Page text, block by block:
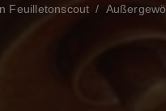
Feuilletonscout